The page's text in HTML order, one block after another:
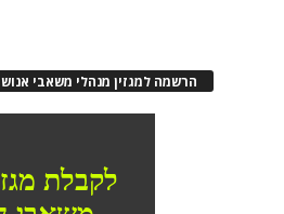
הרשמה למגזין מנהלי משאבי אנוש